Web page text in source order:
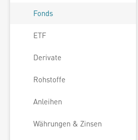
Fonds
ETF
Derivate
Rohstoffe
Anleihen
Währungen & Zinsen